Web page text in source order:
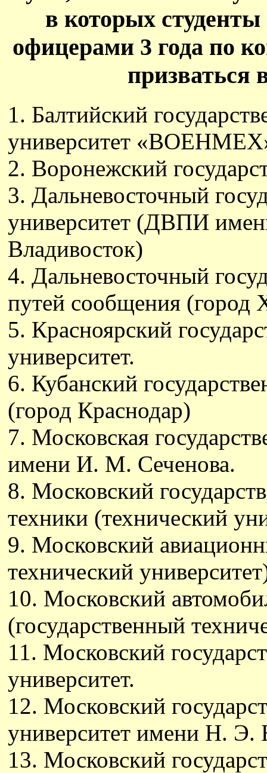
в которых
офицерами 3 года по
призваться
1. Балтийский
университет
2. Воронежский
3. Дальневосточный
университет (ДВПИ
Владивосток)
4. Дальневосточный
путей сообщения (город
5. Красноярский
университет.
6. Кубанский
(город Краснодар)
7. Московская
имени И. М. Сеченова.
8. Московский
техники (технический
9. Московский
технический
10. Московский
(государственный
11. Московский
университет.
12. Московский
университет имени Н. Э.
13. Московский